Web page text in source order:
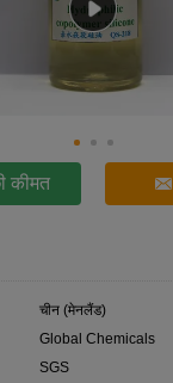
कीमत
चीन (मेनलैंड)
Global Chemicals
SGS